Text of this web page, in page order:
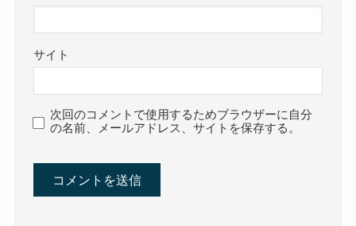
サイト
次回のコメントで使用するためブラウザーに自分
の名前、メールアドレス、サイトを保存する。